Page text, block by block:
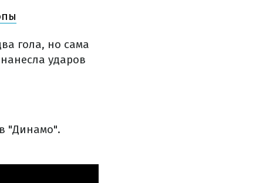
гола, но сама
ударов
"Динамо".